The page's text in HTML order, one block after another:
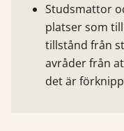
Studsmattor
platser som
tillstånd från
avråder från
det är